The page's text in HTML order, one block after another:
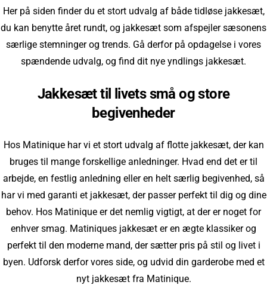
Her på siden finder du et stort udvalg af både tidløse jakkesæt,
du kan benytte året rundt, og jakkesæt som afspejler sæsonens
særlige stemninger og trends. Gå derfor på opdagelse i vores
spændende udvalg, og find dit nye yndlings jakkesæt.
Jakkesæt til livets små og store
begivenheder
Hos Matinique har vi et stort udvalg af flotte jakkesæt, der kan
bruges til mange forskellige anledninger. Hvad end det er til
arbejde, en festlig anledning eller en helt særlig begivenhed, så
har vi med garanti et jakkesæt, der passer perfekt til dig og dine
behov. Hos Matinique er det nemlig vigtigt, at der er noget for
enhver smag. Matiniques jakkesæt er en ægte klassiker og
perfekt til den moderne mand, der sætter pris på stil og livet i
byen. Udforsk derfor vores side, og udvid din garderobe med et
nyt jakkesæt fra Matinique.